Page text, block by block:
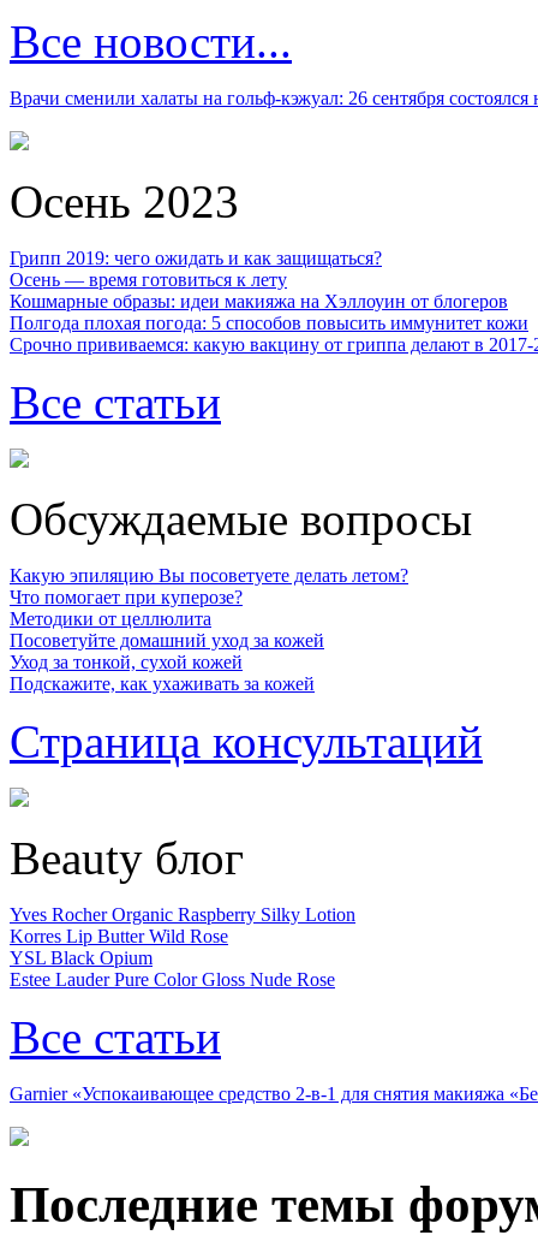
Все новости...
Врачи сменили халаты на гольф-кэжуал: 26 сентября
Осень 2023
Грипп 2019: чего ожидать и как защищаться?
Осень — время готовиться к лету
Кошмарные образы: идеи макияжа на Хэллоуин от блогеров
Полгода плохая погода: 5 способов повысить иммунитет кожи
Срочно прививаемся: какую вакцину от гриппа делают в 2017-
Все статьи
Обсуждаемые вопросы
Какую эпиляцию Вы посоветуете делать летом?
Что помогает при куперозе?
Методики от целлюлита
Посоветуйте домашний уход за кожей
Уход за тонкой, сухой кожей
Подскажите, как ухаживать за кожей
Страница консультаций
Beauty блог
Yves Rocher Organic Raspberry Silky Lotion
Korres Lip Butter Wild Rose
YSL Black Opium
Estee Lauder Pure Color Gloss Nude Rose
Все статьи
Garnier «Успокаивающее средство 2-в-1 для снятия макияжа
Последние темы